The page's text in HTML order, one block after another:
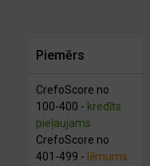
Piemērs
CrefoScore no
100-400 - kredīts
pieļaujams
CrefoScore no
401-499 - lēmums